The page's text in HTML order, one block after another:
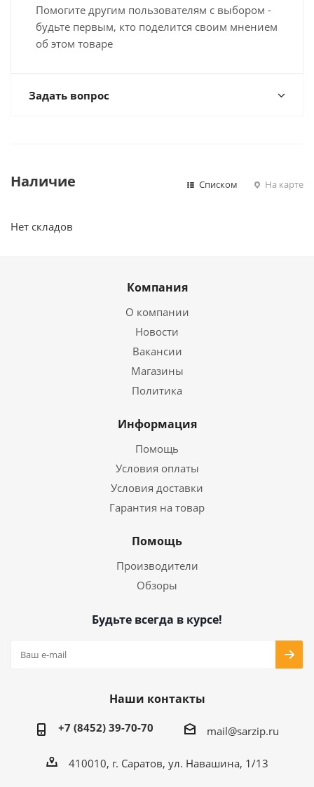
Помогите другим пользователям с выбором -
будьте первым, кто поделится своим мнением
об этом товаре
Задать вопрос
Наличие Списком На карте
Нет складов
Компания
О компании
Новости
Вакансии
Магазины
Политика
Информация
Помощь
Условия оплаты
Условия доставки
Гарантия на товар
Помощь
Производители
Обзоры
Будьте всегда в курсе!
Наши контакты
+7 (8452) 39-70-70 mail@sarzip.ru
410010, г. Саратов, ул. Навашина, 1/13